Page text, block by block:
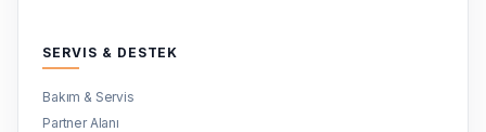
SERVIS & DESTEK
Bakım & Servis
Partner Alanı